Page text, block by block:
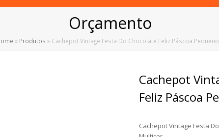
Orçamento
» Produtos » Cachepot Vintage Festa Do Chocolate Feliz Páscoa
Cachepot
Feliz Páscoa
Cachepot Vintage Festa